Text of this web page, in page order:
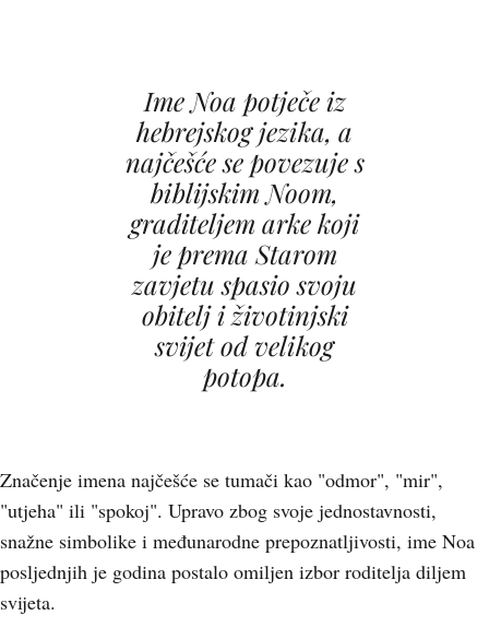
Ime Noa potječe iz
hebrejskog jezika, a
najčešće se povezuje s
biblijskim Noom,
graditeljem arke koji
je prema Starom
zavjetu spasio svoju
obitelj i životinjski
svijet od velikog
potopa.
Značenje imena najčešće se tumači kao "odmor", "mir",
"utjeha" ili "spokoj". Upravo zbog svoje jednostavnosti,
snažne simbolike i međunarodne prepoznatljivosti, ime Noa
posljednjih je godina postalo omiljen izbor roditelja diljem
svijeta.